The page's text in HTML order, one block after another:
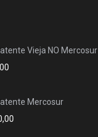
Vieja NO Mercosur
Mercosur